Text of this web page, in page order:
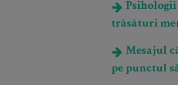
trăsături
Mesajul
pe punctul